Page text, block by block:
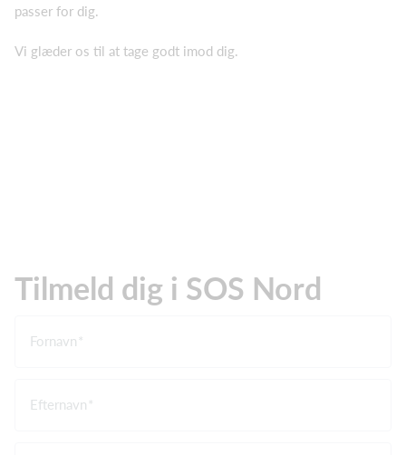
passer for dig.
Vi glæder os til at tage godt imod dig.
Tilmeld dig i SOS Nord
Fornavn
Efternavn